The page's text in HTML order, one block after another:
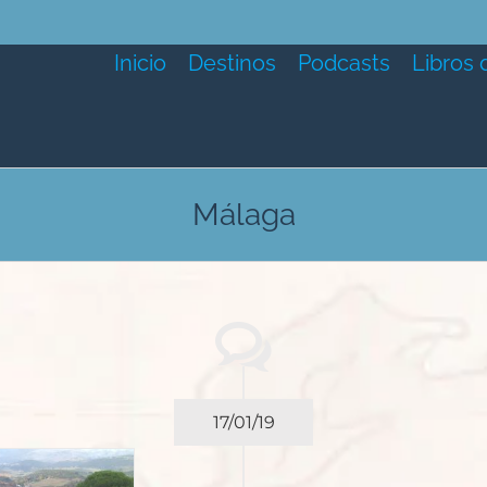
Inicio Destinos Podcasts Libros
Málaga
17/01/19